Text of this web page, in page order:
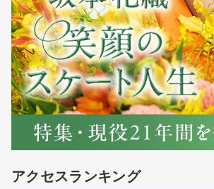
アクセスランキング